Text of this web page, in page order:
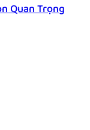
Quan Trọng